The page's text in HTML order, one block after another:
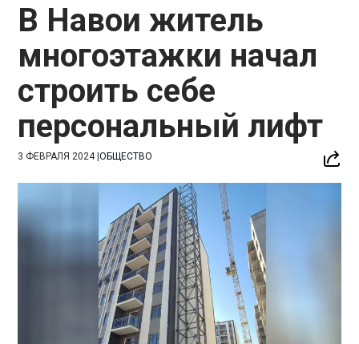
В Навои житель
многоэтажки начал
строить себе
персональный лифт
3 ФЕВРАЛЯ 2024|ОБЩЕСТВО